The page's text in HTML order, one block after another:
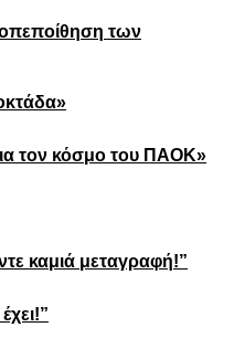
των
τον κόσμο του ΠΑΟΚ»
καμιά μεταγραφή!”